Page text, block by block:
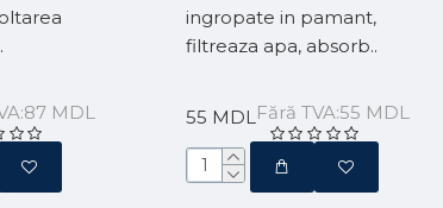
MDL
ingropate in pamant,
filtreaza apa, absorb..
55 MDLFără TVA:55 MDL